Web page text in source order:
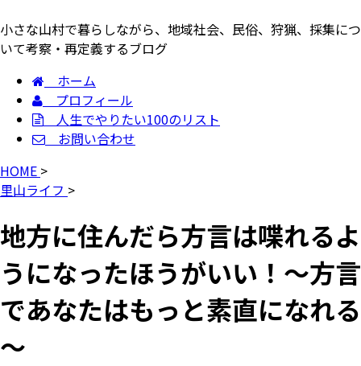
小さな山村で暮らしながら、地域社会、民俗、狩猟、採集につ
いて考察・再定義するブログ
ホーム
プロフィール
人生でやりたい100のリスト
お問い合わせ
HOME >
里山ライフ >
地方に住んだら方言は喋れるよ
うになったほうがいい！～方言
であなたはもっと素直になれる
～